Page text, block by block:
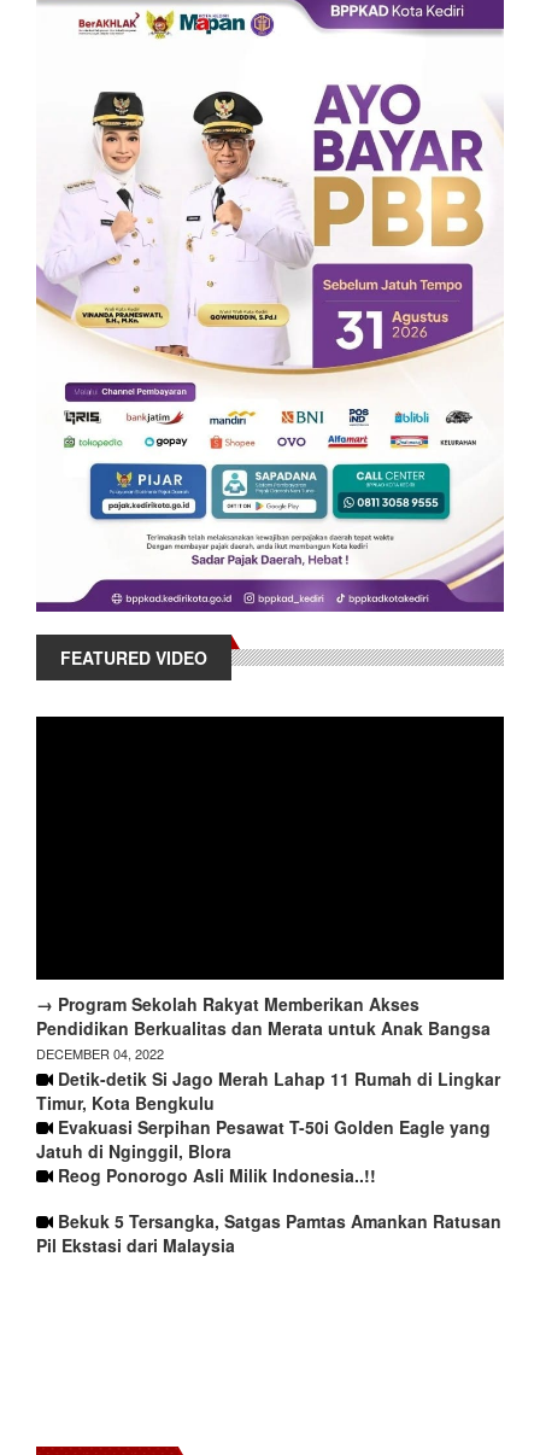
FEATURED VIDEO
→ Program Sekolah Rakyat Memberikan Akses
Pendidikan Berkualitas dan Merata untuk Anak Bangsa
DECEMBER 04, 2022
Detik-detik Si Jago Merah Lahap 11 Rumah di Lingkar
Timur, Kota Bengkulu
Evakuasi Serpihan Pesawat T-50i Golden Eagle yang
Jatuh di Nginggil, Blora
Reog Ponorogo Asli Milik Indonesia..!!
Bekuk 5 Tersangka, Satgas Pamtas Amankan Ratusan
Pil Ekstasi dari Malaysia